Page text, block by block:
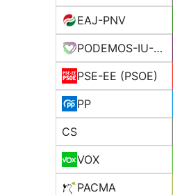
EAJ-PNV
PODEMOS-IU-EQUO BERD
PSE-EE (PSOE)
PP
CS
VOX
PACMA